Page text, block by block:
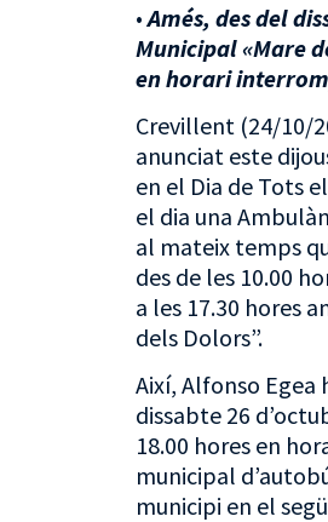
•Amés, des del
Municipal «Mare
en horari
Crevillent (24/10/
anunciat este
en el Dia de Tots
el dia una
al mateix temps
des de les 10.00
a les 17.30 hores
dels Dolors”.
Així, Alfonso Egea
dissabte 26
18.00 hores en
municipal
municipi en el